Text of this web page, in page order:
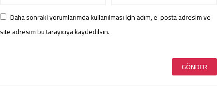
Daha sonraki yorumlarımda kullanılması için adım, e-posta adresim ve
site adresim bu tarayıcıya kaydedilsin.